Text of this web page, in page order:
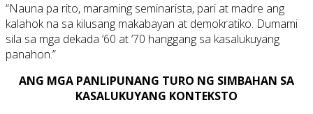
“Nauna pa rito, maraming seminarista, pari at madre ang
kalahok na sa kilusang makabayan at demokratiko. Dumami
sila sa mga dekada ’60 at ‘70 hanggang sa kasalukuyang
panahon.”
ANG MGA PANLIPUNANG TURO NG SIMBAHAN SA
KASALUKUYANG KONTEKSTO